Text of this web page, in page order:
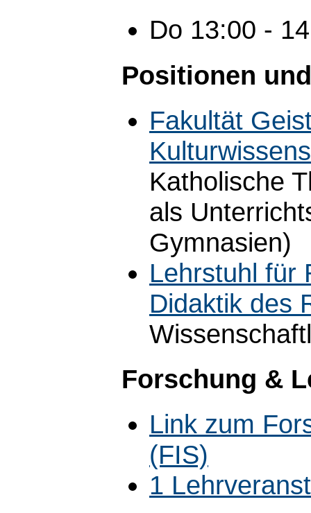
Do 13:00 -
Positionen
Fakultät
Katholische
als
Gymnasien)
Lehrstuhl für
Didaktik des
Forschung &
Link zum
(FIS)
1